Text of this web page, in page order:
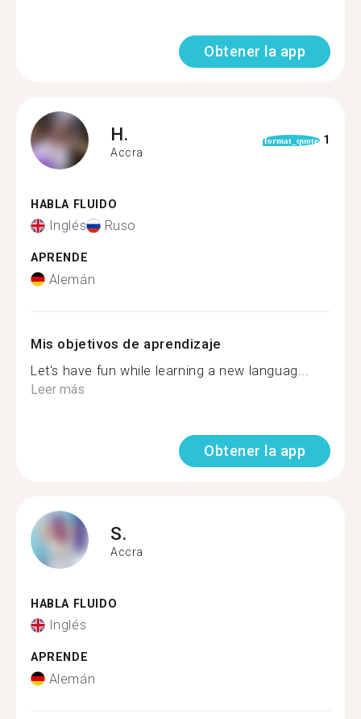
Obtener la app
H.
Accra
format_quote 1
HABLA FLUIDO
Inglés Ruso
APRENDE
Alemán
Mis objetivos de aprendizaje
Let's have fun while learning a new languag...
Leer más
Obtener la app
S.
Accra
HABLA FLUIDO
Inglés
APRENDE
Alemán